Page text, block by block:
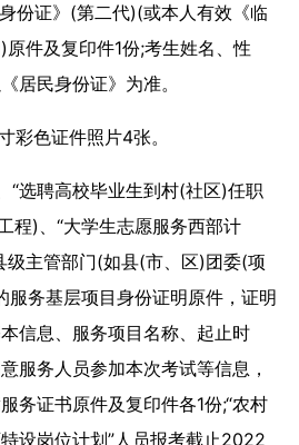
份证》(第二代)(或本人有效《临
件及复印件1份;考生姓名、性
居民身份证》为准。
彩色证件照片4张。
“选聘高校毕业生到村(社区)任职
程)、“大学生志愿服务西部计
级主管部门(如县(市、区)团委(项
服务基层项目身份证明原件，证明
信息、服务项目名称、起止时
服务人员参加本次考试等信息，
务证书原件及复印件各1份;“农村
设岗位计划”人员报考截止2022